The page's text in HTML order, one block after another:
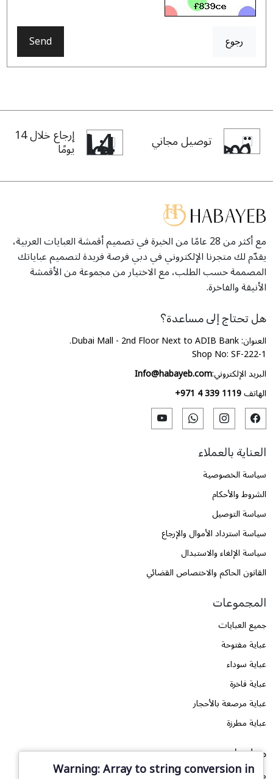
رجوع Send
توصيل مجاني إرجاع خلال 14
يومًا
مع أكثر من 28 عامًا من الخبرة في تصميم أقمشة العبايات العربية،
يقدّم لك متجرنا الإلكتروني في دبي فرصة فريدة لتصميم عباياتك
المصممة حسب الطلب، مع الاختيار من مجموعة من الأقمشة
الأنيقة والفاخرة.
العناية بالعملاء
سياسة الخصوصية
الشروط والأحكام
سياسة التوصيل
سياسة استرداد الأموال والإرجاع
سياسة الإلغاء والاستبدال
القانون الحاكم والاختصاص القضائي
معلومات
هل تحتاج إلى مساعدة؟
العنوان: Dubai Mall - 2nd Floor Next to ADIB Bank.
Shop No: SF-222-1
البريد الإلكتروني:Info@habayeb.com
الهاتف+971 4 339 1119
المجموعات
جميع العبايات
عباية مفتوحة
عباية سوداء
عباية فاخرة
عباية مرصعة بالأحجار
عباية مطرزة
Warning: Array to string conversion in